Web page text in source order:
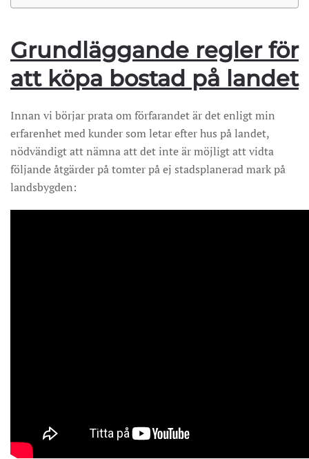
Grundläggande regler för
att köpa bostad på landet
Innan vi börjar prata om förfarandet är det enligt min
erfarenhet med kunder som letar efter hus på landet,
nödvändigt att nämna att det inte är möjligt att vidta
följande åtgärder på tomter på ej stadsplanerad mark på
landsbygden: